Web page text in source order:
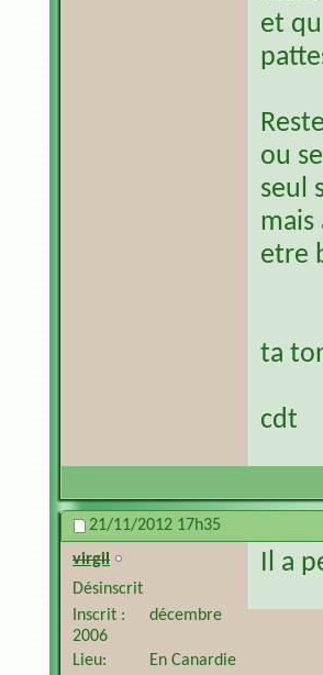
et
ou
seul
mais
etre
ta
cdt
21/11/2012 17h35
virgil
Désinscrit
Inscrit
décembre
2006
Lieu
En Canardie
Il a